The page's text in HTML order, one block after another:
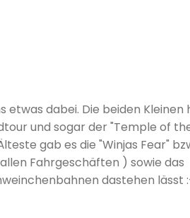
dabei. Die beiden Kleinen
und sogar der "Temple of
gab es die "Winjas Fear"
Fahrgeschäften ) sowie das
dastehen lässt